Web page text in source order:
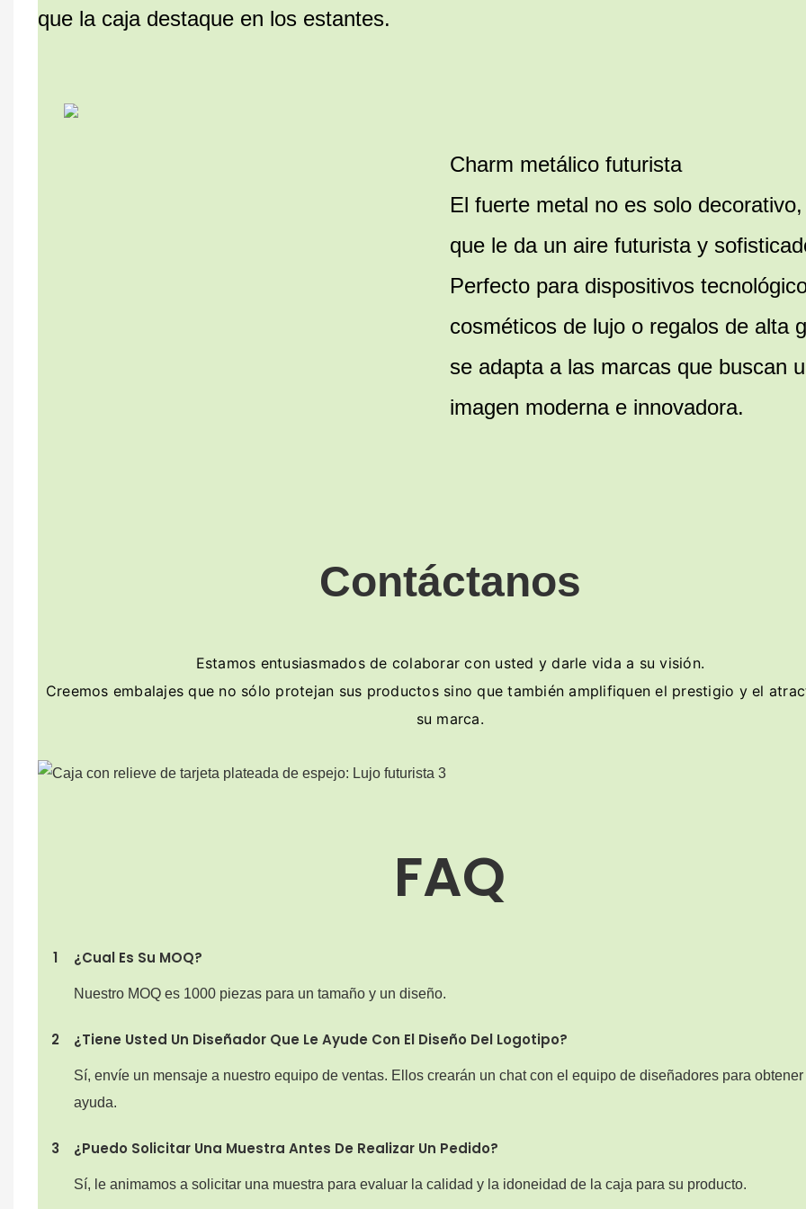
que la caja destaque en los estantes.
Charm metálico futurista
El fuerte metal no es solo
que le da un aire futurista y
Perfecto para dispositivos
cosméticos de lujo o regalos de alta
se adapta a las marcas que buscan
imagen moderna e innovadora.
Contáctanos
Estamos entusiasmados de colaborar con usted y darle vida a su visión.
Creemos embalajes que no sólo protejan sus productos sino que también amplifiquen el prestigio y el
su marca.
FAQ
1 ¿Cual Es Su MOQ?
Nuestro MOQ es 1000 piezas para un tamaño y un diseño.
2 ¿Tiene Usted Un Diseñador Que Le Ayude Con El Diseño Del Logotipo?
Sí, envíe un mensaje a nuestro equipo de ventas. Ellos crearán un chat con el equipo de diseñadores para obtener
ayuda.
3 ¿Puedo Solicitar Una Muestra Antes De Realizar Un Pedido?
Sí, le animamos a solicitar una muestra para evaluar la calidad y la idoneidad de la caja para su producto.